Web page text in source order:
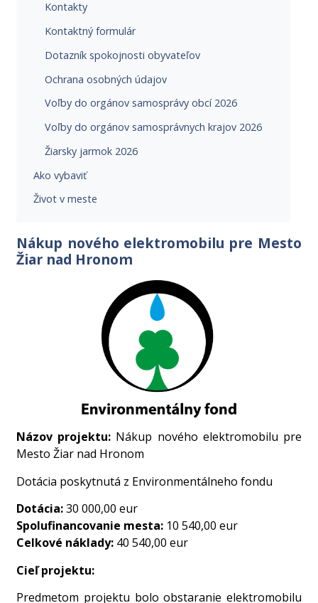
Kontakty
Kontaktný formulár
Dotazník spokojnosti obyvateľov
Ochrana osobných údajov
Voľby do orgánov samosprávy obcí 2026
Voľby do orgánov samosprávnych krajov 2026
Žiarsky jarmok 2026
Ako vybaviť
Život v meste
Nákup nového elektromobilu pre Mesto
Žiar nad Hronom
Názov projektu: Nákup nového elektromobilu pre
Mesto Žiar nad Hronom
Dotácia poskytnutá z Environmentálneho fondu
Dotácia:30 000,00 eur
Spolufinancovanie mesta: 10 540,00 eur
Celkové náklady: 40 540,00 eur
Cieľ projektu:
Predmetom projektu bolo obstaranie elektromobilu